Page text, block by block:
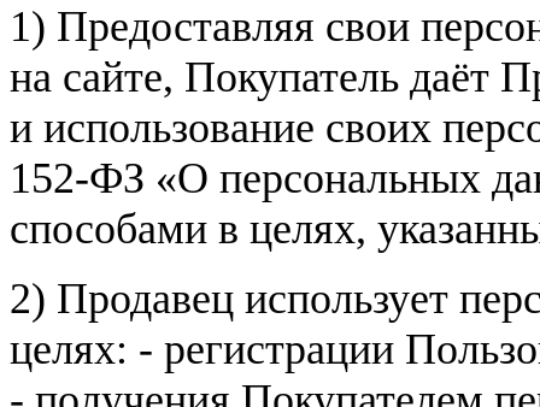
1) Предоставляя свои
на сайте, Покупатель даёт
и использование своих
152-ФЗ «О персональных
способами в целях,
2) Продавец использует
целях: - регистрации